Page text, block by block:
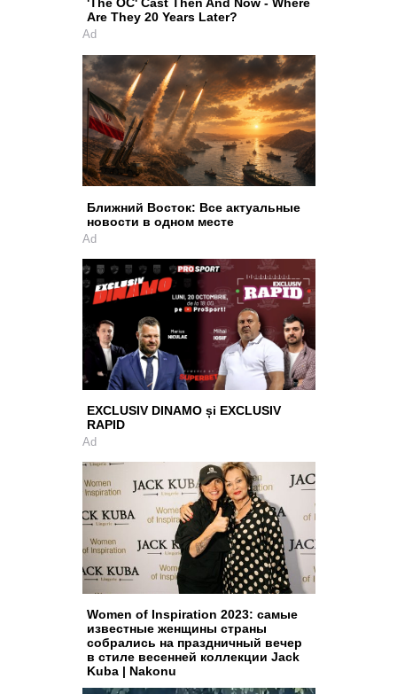
Are They 20 Years Later?
Ad
Ближний Восток: Все актуальные
новости в одном месте
Ad
EXCLUSIV DINAMO și EXCLUSIV
RAPID
Ad
Women of Inspiration 2023: самые
известные женщины страны
собрались на праздничный вечер
в стиле весенней коллекции Jack
Kuba | Nakonu